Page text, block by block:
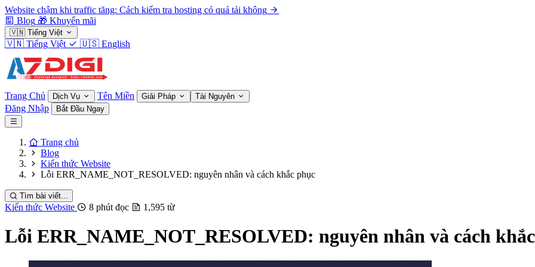
Website chậm khi traffic tăng: Cách kiểm tra hosting có quá tải không
Blog 🎁 Khuyến mãi
🇻🇳 Tiếng Việt
🇻🇳 Tiếng Việt 🇺🇸 English
Trang Chủ Dịch Vụ Tên Miền Giải Pháp Tài Nguyên
Đăng Nhập Bắt Đầu Ngay
Trang chủ
Blog
Kiến thức Website
Lỗi ERR_NAME_NOT_RESOLVED: nguyên nhân và cách khắc phục
Tìm bài viết...
Kiến thức Website 8 phút đọc 1,595 từ
Lỗi ERR_NAME_NOT_RESOLVED: nguyên nhân và cách